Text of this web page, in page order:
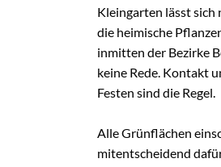
Kleingarten lässt sich
die heimische
inmitten der Bezirke
keine Rede. Kontakt
Festen sind die Regel.
Alle Grünflächen
mitentscheidend